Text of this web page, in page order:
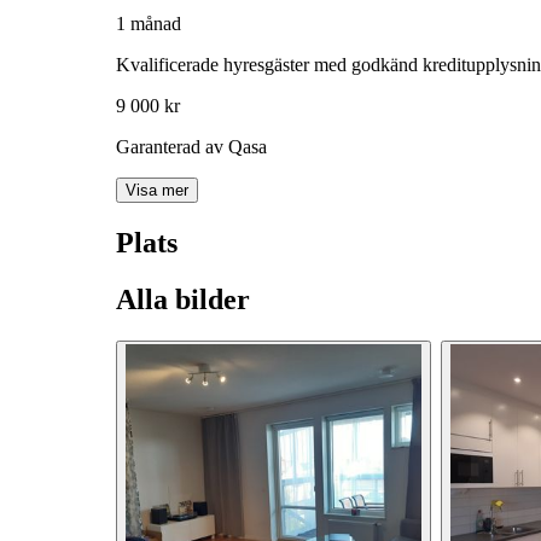
1 månad
Kvalificerade hyresgäster med godkänd
9 000 kr
Garanterad av Qasa
Visa mer
Plats
Alla bilder